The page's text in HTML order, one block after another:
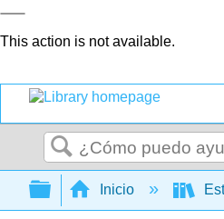
This action is not available.
Buscar
Expandir/
Inicio